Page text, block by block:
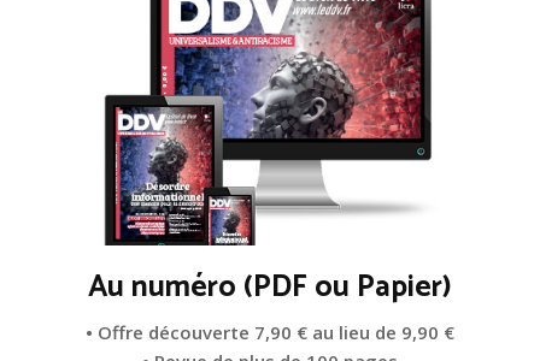
Au numéro (PDF ou Papier)
• Offre découverte 7,90 € au lieu de 9,90 €